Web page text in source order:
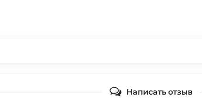
Написать отзыв